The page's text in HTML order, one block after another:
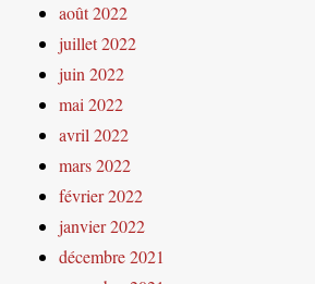
août 2022
juillet 2022
juin 2022
mai 2022
avril 2022
mars 2022
février 2022
janvier 2022
décembre 2021